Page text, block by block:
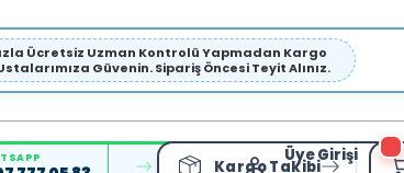
Ücretsiz Uzman Kontrolü Yapmadan Kargo
Güvenin. Sipariş Öncesi Teyit Alınız.
Kargo Takibi
Üye Girişi